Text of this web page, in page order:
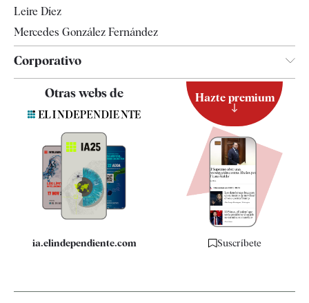
Leire Díez
Mercedes González Fernández
Corporativo
Contacto
Quiénes somos
Especificaciones
Otras webs de
ia.elindependiente.com
Hazte premium
Suscríbete